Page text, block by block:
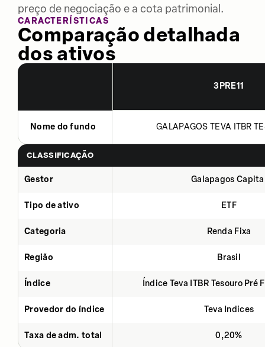
preço de negociação e a cota patrimonial.
CARACTERÍSTICAS
Comparação detalhada
dos ativos
3PRE11
Nome do fundo GALAPAGOS TEVA ITBR
CLASSIFICAÇÃO
Gestor Galapagos
Tipo de ativo ETF
Categoria Renda Fixa
Região Brasil
Índice Índice Teva ITBR Tesouro Pré
Provedor do índice Teva Indices
Taxa de adm. total 0,20%